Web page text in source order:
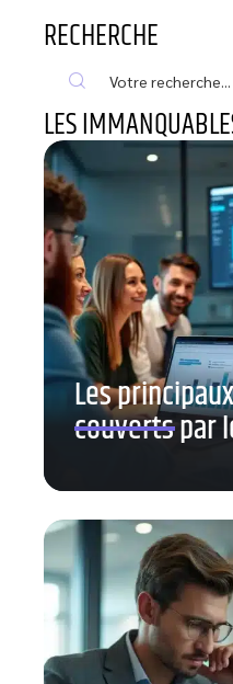
RECHERCHE
LES
Les
couverts par